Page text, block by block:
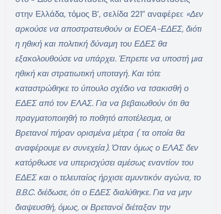
στην Ελλάδα, τόμος Β’, σελίδα 221″ αναφέρει: «Δεν
αρκούσε να αποστρατευθούν οι ΕΟΕΑ-ΕΔΕΣ, διότι
η ηθική και πολιτική δύναμη του ΕΔΕΣ θα
εξακολουθούσε να υπάρχει. Έπρεπε να υποστή μια
ηθική και στρατιωτική υποταγή. Και τότε
καταστρώθηκε το ύπουλο σχέδιο να τσακισθή ο
ΕΔΕΣ από τον ΕΛΑΣ. Για να βεβαιωθούν ότι θα
πραγματοποιηθή το ποθητό αποτέλεσμα, οι
Βρετανοί πήραν ορισμένα μέτρα ( τα οποία θα
αναφέρουμε εν συνεχεία). Όταν όμως ο ΕΛΑΣ δεν
κατόρθωσε να υπερισχύσει αμέσως εναντίον του
ΕΔΕΣ και ο τελευταίος ήρχισε αμυντικόν αγώνα, το
B.B.C. διέδωσε, ότι ο ΕΔΕΣ διαλύθηκε. Για να μην
διαψευσθή, όμως, οι Βρετανοί διέταξαν την